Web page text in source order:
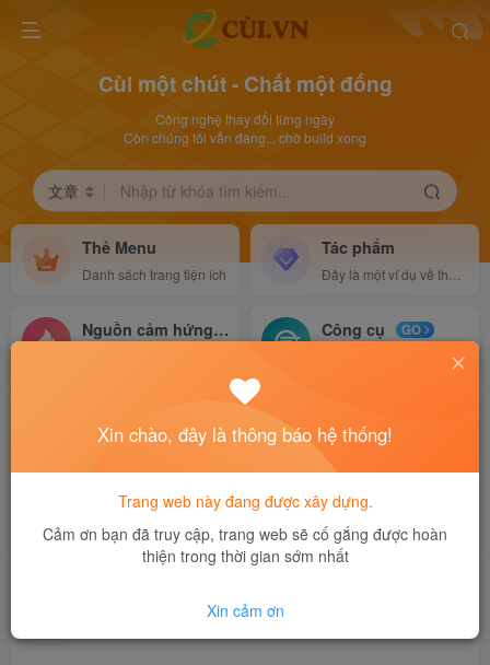
Cùi một chút - Chất một đống
Công nghệ thay đổi từng ngày
Còn chúng tôi vẫn đang... chờ build xong
文章 Nhập từ khóa tìm kiếm...
Thẻ Menu
Danh sách trang tiện ích
Tác phẩm
Nguồn cảm hứng Công cụ
GO
Đây là một ví dụ về thẻ menu
Chào thế giới, và chào chính mình!
首页 Chủ đề khác 正文
8
Xin chào, đây là thông báo hệ thống!
Trang web này đang được xây dựng.
Cảm ơn bạn đã truy cập, trang web sẽ cố gắng được hoàn
thiện trong thời gian sớm nhất
Xin cảm ơn